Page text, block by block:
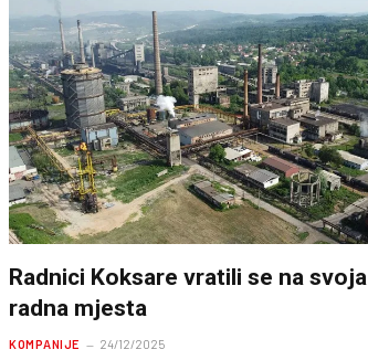
Radnici Koksare vratili se na svoja
radna mjesta
KOMPANIJE 24/12/2025